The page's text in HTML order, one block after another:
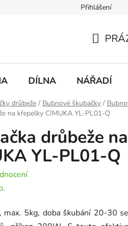
Doprava a platbaPřihlášení
KOŠÍK
DÍLNA NÁŘADÍ
drůbeže / Bubnové škubačky /
na křepelky CIMUKA YL-PL01-Q
drůbeže na
YL-PL01-Q
max. 5kg, doba škubání 20-30